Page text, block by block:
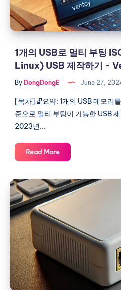
커
스
텀
법
부
팅
ISO
(Windows
USB
제
작
하
Ventoy
1개의 USB로 멀티 부팅
Linux) USB 제작하기 -
By DongDongE June 27,
[목차] 🔓요약: 1개의 USB 메모리
준으로 멀티 부팅이 가능한 USB
2023년...
Read More1
개
USB
로
티
부
ISO
(Windows
Passive
Network
Tap
KIT
-
DIY
제
작
하